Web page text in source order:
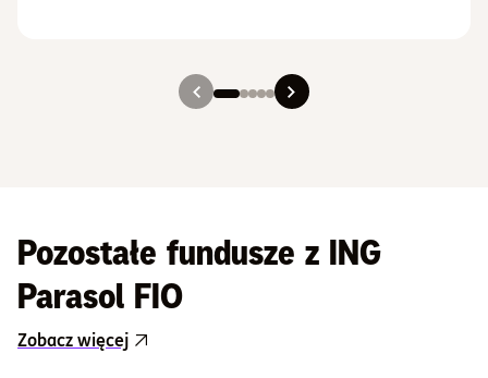
Slajd 1
Slajd 2
Slajd 3
Slajd 4
Slajd 5
Pozostałe fundusze z ING
Parasol FIO
Zobacz więcej